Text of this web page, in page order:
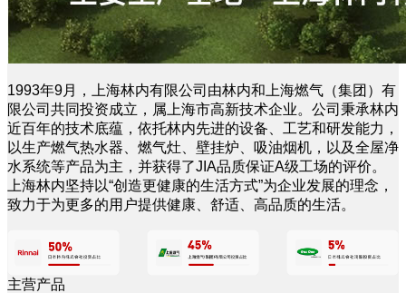
1993年9月，上海林内有限公司由林内和上海燃气（集团）有
限公司共同投资成立，属上海市高新技术企业。公司秉承林内
近百年的技术底蕴，依托林内先进的设备、工艺和研发能力，
以生产燃气热水器、燃气灶、壁挂炉、吸油烟机，以及全屋净
水系统等产品为主，并获得了JIA品质保证A级工场的评价。
上海林内坚持以“创造更健康的生活方式”为企业发展的理念，
致力于为更多的用户提供健康、舒适、高品质的生活。
主营产品